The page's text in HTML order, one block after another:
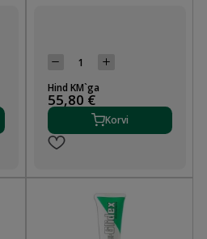
Hind KM`ga
55,80 €
Korvi